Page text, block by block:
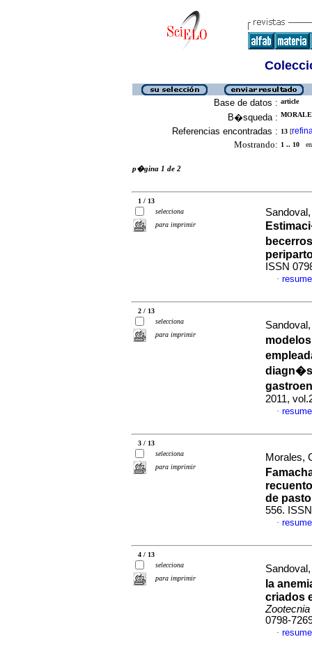
Base de datos : article
B�squeda :
Referencias encontradas : 13 [
Mostrando: 1 .. 10 en
p�gina 1 de 2
1 / 13
selecciona
para imprimir
ISSN
·
2 / 13
selecciona
para imprimir
2011,
·
3 / 13
selecciona
para imprimir
Morales,
de
556.
·
4 / 13
selecciona
para imprimir
la
criados
Zootecnia
0798-
·